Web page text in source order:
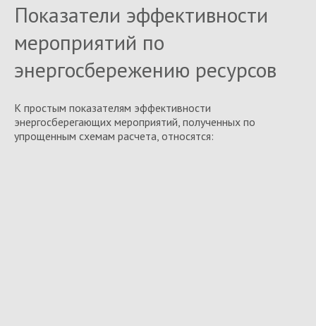
Показатели эффективности
мероприятий по
энергосбережению ресурсов
К простым показателям эффективности
энергосберегающих мероприятий, полученных по
упрощенным схемам расчета, относятся: